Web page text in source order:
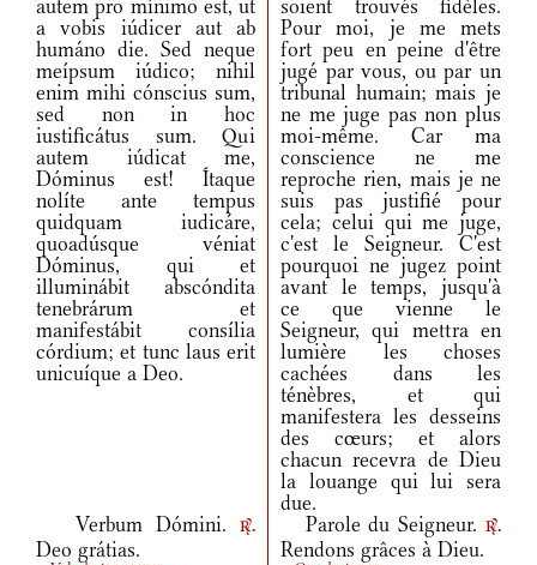
autem pro mínimo est, ut
a vobis iúdicer aut ab
humáno die. Sed neque
meípsum iúdico; nihil
enim mihi cónscius sum,
sed non in hoc
iustificátus sum. Qui
autem iúdicat me,
Dóminus est! Ítaque
nolíte ante tempus
quidquam iudicáre,
quoadúsque véniat
Dóminus, qui et
illuminábit abscóndita
tenebrárum et
manifestábit consília
córdium; et tunc laus erit
unicuíque a Deo.
soient trouvés fidèles.
Pour moi, je me mets
fort peu en peine d'être
jugé par vous, ou par un
tribunal humain; mais je
ne me juge pas non plus
moi-même. Car ma
conscience ne me
reproche rien, mais je ne
suis pas justifié pour
cela; celui qui me juge,
c'est le Seigneur. C'est
pourquoi ne jugez point
avant le temps, jusqu'à
ce que vienne le
Seigneur, qui mettra en
lumière les choses
cachées dans les
ténèbres, et qui
manifestera les desseins
des cœurs; et alors
chacun recevra de Dieu
la louange qui lui sera
due.
Verbum Dómini.
r.
Deo grátias.
Parole du Seigneur. r.
Rendons grâces à Dieu.